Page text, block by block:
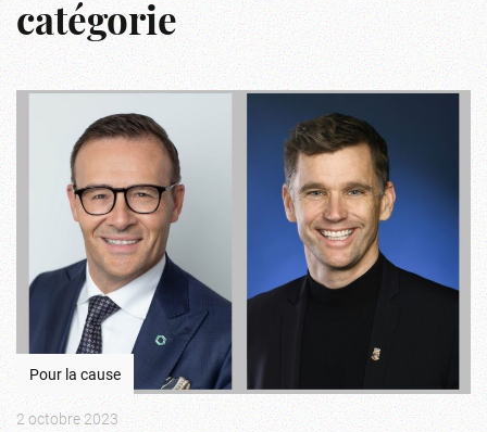
catégorie
Pour la cause
2 octobre 2023